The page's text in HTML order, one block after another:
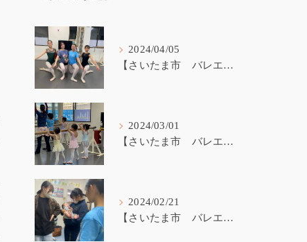
2024/04/05
【さいたま市 バレエ教室】受験生が戻ってきました！
2024/03/01
【さいたま市 バレエ教室】3歳から始めるバレエ
2024/02/21
【さいたま市 バレエ教室】バレエ講師の子育て